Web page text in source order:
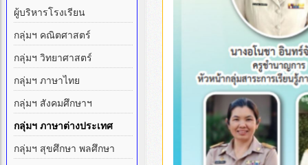
ผู้บริหารโรงเรียน
กลุ่มฯ คณิตศาสตร์
กลุ่มฯ วิทยาศาสตร์
กลุ่มฯ ภาษาไทย
กลุ่มฯ สังคมศึกษาฯ
กลุ่มฯ ภาษาต่างประเทศ
กลุ่มฯ สุขศึกษา พลศึกษา